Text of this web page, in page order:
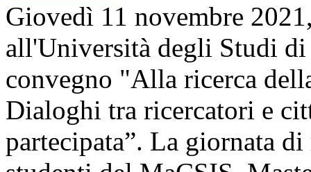
Giovedì 11 novembre
all'Università degli Studi
convegno "Alla ricerca
Dialoghi tra ricercatori e
partecipata”. La giornata